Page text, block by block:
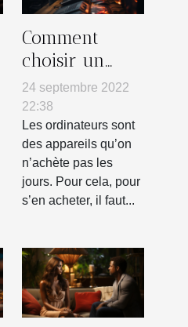
Comment
choisir un
ordinateur ?
24 septembre 2022
22:38
Les ordinateurs sont
des appareils qu’on
n’achète pas les
jours. Pour cela, pour
s’en acheter, il faut...